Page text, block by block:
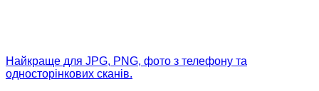
Найкраще для JPG, PNG, фото з телефону та
односторінкових сканів.